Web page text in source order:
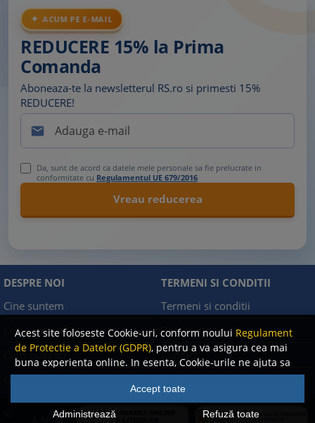
Acest site foloseste Cookie-uri, conform noului Regulament
de Protectie a Datelor (GDPR), pentru a va asigura cea mai
buna experienta online. In esenta, Cookie-urile ne ajuta sa
imbunatatim continutul de pe site, oferindu-va dvs.,
cititorul, o experienta online personalizata si mult mai
rapida. Ele sunt folosite doar de site-ul nostru si partenerii
Accept toate
Administrează Refuză toate
ACUM PE E-MAIL
REDUCERE 15% la Prima
Comanda
Aboneaza-te la newsletterul RS.ro si primesti 15%
REDUCERE!

Da, sunt de acord ca datele mele personale sa fie prelucrate in
conformitate cu Regulamentul UE 679/2016
DESPRE NOI
Cine suntem
Cum comand?
Cum platesc?
TERMENI SI CONDITII
Termeni si conditii
Facebook
Contact
A.N.P.C.